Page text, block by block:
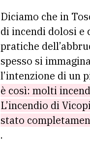
Diciamo che in
di incendi dolosi e
pratiche
spesso si
l’intenzione di un
è così: molti
L’incendio di
stato
.